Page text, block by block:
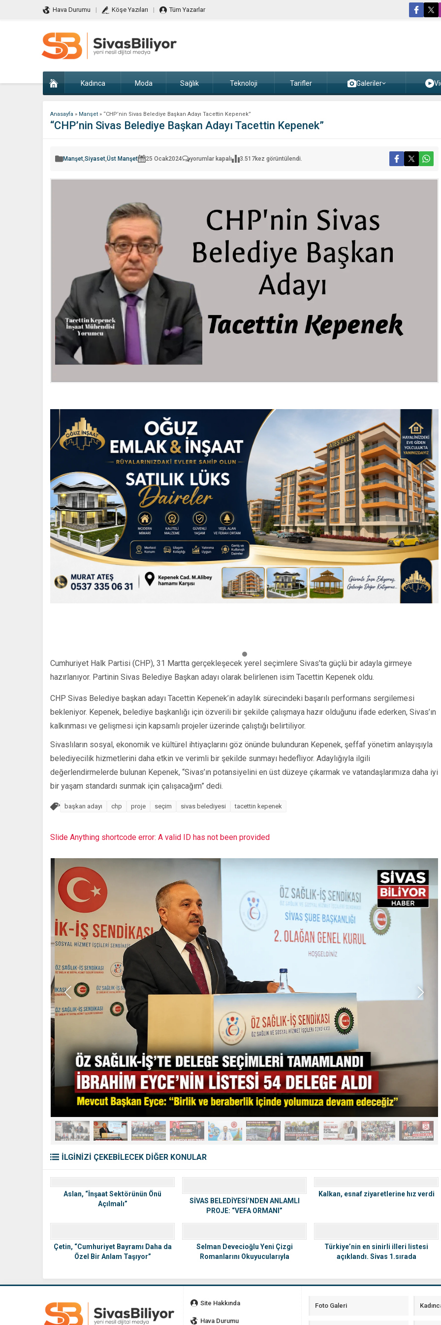
Hava Durumu Köşe Yazıları Tüm Yazarlar
Kadınca Moda Sağlık Teknoloji Tarifler Galeriler
Anasayfa » Manşet » “CHP’nin Sivas Belediye Başkan Adayı Tacettin Kepenek”
“CHP’nin Sivas Belediye Başkan Adayı Tacettin Kepenek”
Manşet,Siyaset,Üst Manşet 25 Ocak2024
“CHP’nin
Başkan
yorumlar kapalı 3.517kez görüntülendi.
Cumhuriyet Halk Partisi (CHP), 31 Martta gerçekleşecek yerel seçimlere Sivas’ta güçlü bir adayla girmeye
hazırlanıyor. Partinin Sivas Belediye Başkan adayı olarak belirlenen isim Tacettin Kepenek oldu.
CHP Sivas Belediye başkan adayı Tacettin Kepenek’in adaylık sürecindeki başarılı performans sergilemesi
bekleniyor. Kepenek, belediye başkanlığı için özverili bir şekilde çalışmaya hazır olduğunu ifade ederken, Sivas’ın
kalkınması ve gelişmesi için kapsamlı projeler üzerinde çalıştığı belirtiliyor.
Sivaslıların sosyal, ekonomik ve kültürel ihtiyaçlarını göz önünde bulunduran Kepenek, şeffaf yönetim anlayışıyla
belediyecilik hizmetlerini daha etkin ve verimli bir şekilde sunmayı hedefliyor. Adaylığıyla ilgili
değerlendirmelerde bulunan Kepenek, “Sivas’ın potansiyelini en üst düzeye çıkarmak ve vatandaşlarımıza daha iyi
bir yaşam standardı sunmak için çalışacağım” dedi.
başkan adayı chp proje seçim sivas belediyesi tacettin kepenek
Slide Anything shortcode error: A valid ID has not been provided
İLGİNİZİ ÇEKEBİLECEK DİĞER KONULAR
Aslan, “İnşaat Sektörünün Önü
Açılmalı”
SİVAS BELEDİYESİ’NDEN ANLAMLI
PROJE: “VEFA ORMANI”
Kalkan, esnaf ziyaretlerine hız verdi
Çetin, “Cumhuriyet Bayramı Daha da
Özel Bir Anlam Taşıyor”
Selman Devecioğlu Yeni Çizgi
Romanlarını Okuyucularıyla
Türkiye’nin en sinirli illeri listesi
açıklandı. Sivas 1.sırada
Sevimli
Site Hakkında
Hava Durumu
Foto Galeri